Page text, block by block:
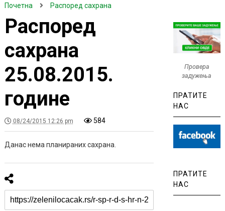
Почетна Распоред сахрана
Распоред
сахрана
25.08.2015.
године
08/24/2015 12:26 pm 584
Данас нема планираних сахрана.
Провера
задужења
ПРАТИТЕ
НАС
ПРАТИТЕ
НАС